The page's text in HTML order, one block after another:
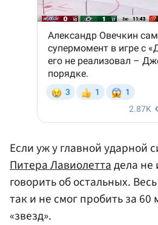
Если уж у главной ударной
Питера Лавиолеттадела не
говорить об остальных.
так и не смог пробить за 60
«звезд».